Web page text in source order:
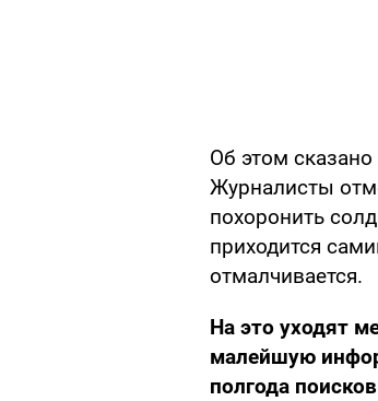
Об этом
Журналисты
похоронить
приходится
отмалчивается.
На это уходят
малейшую
полгода